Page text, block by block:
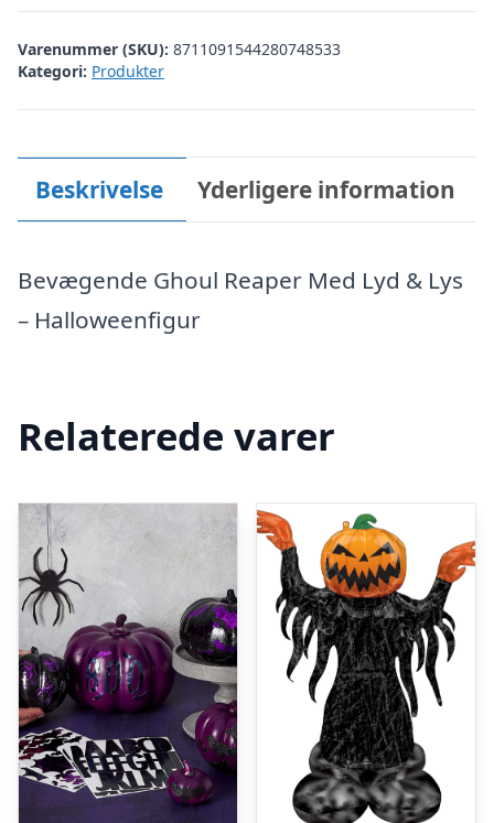
Varenummer (SKU): 8711091544280748533
Kategori: Produkter
Beskrivelse Yderligere information
Bevægende Ghoul Reaper Med Lyd & Lys
– Halloweenfigur
Relaterede varer